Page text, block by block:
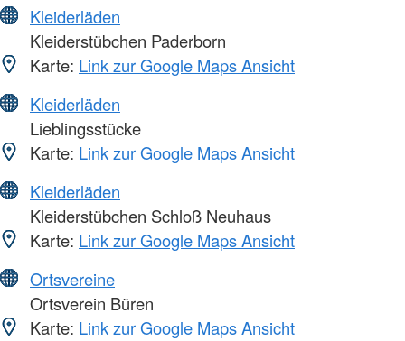
Kleiderläden
Kleiderstübchen Paderborn
Karte: Link zur Google Maps Ansicht
Kleiderläden
Lieblingsstücke
Karte: Link zur Google Maps Ansicht
Kleiderläden
Kleiderstübchen Schloß Neuhaus
Karte: Link zur Google Maps Ansicht
Ortsvereine
Ortsverein Büren
Karte: Link zur Google Maps Ansicht